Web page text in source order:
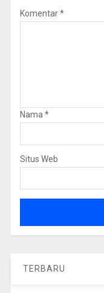
Komentar*
Nama *
Situs Web
TERBARU